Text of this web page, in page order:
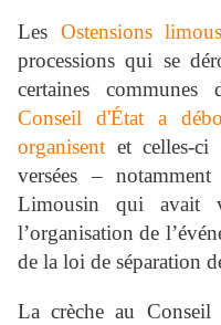
Les Ostensions
processions qui se
certaines
Conseil d'État a
organisent et celles-ci
versées –
Limousin qui avait
l’organisation de
de la loi de séparation
La crèche au Conseil